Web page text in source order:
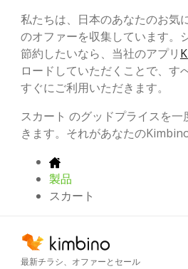
私たちは、日本のあなたのお気
のオファーを収集しています。
節約したいなら、当社のアプリ
ロードしていただくことで、す
すぐにご利用いただきます。
スカート のグッドプライスを
きます。それがあなたのKimbino
製品
スカート
最新チラシ、オファーとセール